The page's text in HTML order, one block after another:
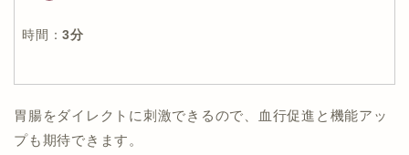
時間：3分
胃腸をダイレクトに刺激できるので、血行促進と機能アッ
プも期待できます。